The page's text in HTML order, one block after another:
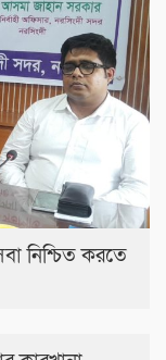
নিশ্চিত করতে